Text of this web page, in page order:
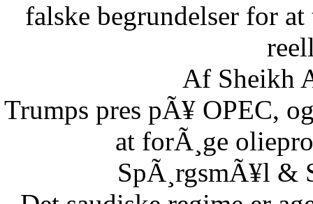
falske begrundelser for
Af Sheikh
Trumps pres pÃ¥ OPEC,
at forÃ¸ge
SpÃ¸rgsmÃ¥l &